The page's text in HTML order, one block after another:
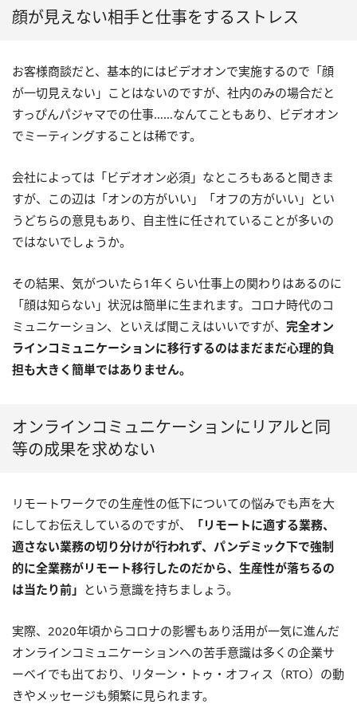
顔が見えない相手と仕事をするストレス
お客様商談だと、基本的にはビデオオンで実施するので「顔
が一切見えない」ことはないのですが、社内のみの場合だと
すっぴんパジャマでの仕事……なんてこともあり、ビデオオン
でミーティングすることは稀です。
会社によっては「ビデオオン必須」なところもあると聞きま
すが、この辺は「オンの方がいい」「オフの方がいい」とい
うどちらの意見もあり、自主性に任されていることが多いの
ではないでしょうか。
その結果、気がついたら1年くらい仕事上の関わりはあるのに
「顔は知らない」状況は簡単に生まれます。コロナ時代のコ
ミュニケーション、といえば聞こえはいいですが、 完全オン
ラインコミュニケーションに移行するのはまだまだ心理的負
担も大きく簡単ではありません。
オンラインコミュニケーションにリアルと同
等の成果を求めない
リモートワークでの生産性の低下についての悩みでも声を大
にしてお伝えしているのですが、
「リモートに適する業務、
適さない業務の切り分けが行われず、パンデミック下で強制
的に全業務がリモート移行したのだから、生産性が落ちるの
は当たり前」 という意識を持ちましょう。
実際、2020年頃からコロナの影響もあり活用が一気に進んだ
オンラインコミュニケーションへの苦手意識は多くの企業サ
ーベイでも出ており、リターン・トゥ・オフィス（RTO）の動
きやメッセージも頻繁に見られます。